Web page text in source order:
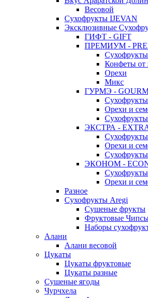
Весовой
Сухофрукты IJEVAN
Эксклюзивные
ГИФТ - GIFT
ПРЕМИУМ -
Конфеты от
Орехи
Микс
ГУРМЭ -
Орехи и
ЭКСТРА -
Орехи и
ЭКОНОМ -
Орехи и
Разное
Сухофрукты Aregi
Сушеные фрукты
Фруктовые
Наборы
Алани
Алани весовой
Цукаты
Цукаты фруктовые
Цукаты разные
Сушеные ягоды
Чурчхела